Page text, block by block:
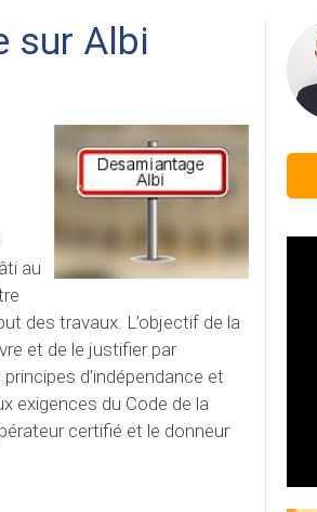
sur Albi
au
des travaux. L’objectif de la
et de le justifier par
d’indépendance et
exigences du Code de la
certifié et le donneur